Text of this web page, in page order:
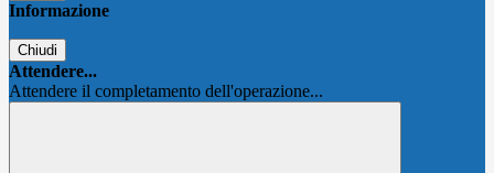
Informazione
Chiudi
Attendere...
Attendere il completamento dell'operazione...